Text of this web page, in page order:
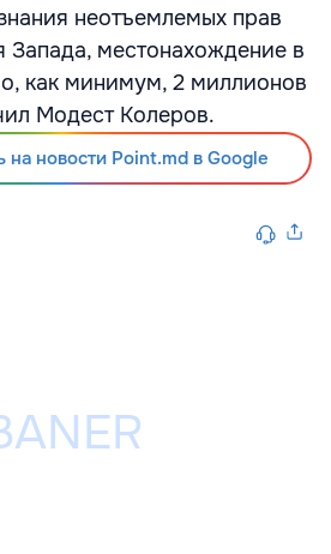
неотъемлемых прав
Запада, местонахождение в
как минимум, 2 миллионов
Модест Колеров.
на новости Point.md в Google